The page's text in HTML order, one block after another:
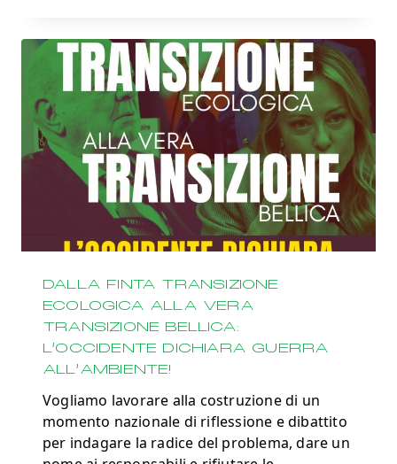
DALLA FINTA TRANSIZIONE
ECOLOGICA ALLA VERA
TRANSIZIONE BELLICA:
L’OCCIDENTE DICHIARA GUERRA
ALL’AMBIENTE!
Vogliamo lavorare alla costruzione di un
momento nazionale di riflessione e dibattito
per indagare la radice del problema, dare un